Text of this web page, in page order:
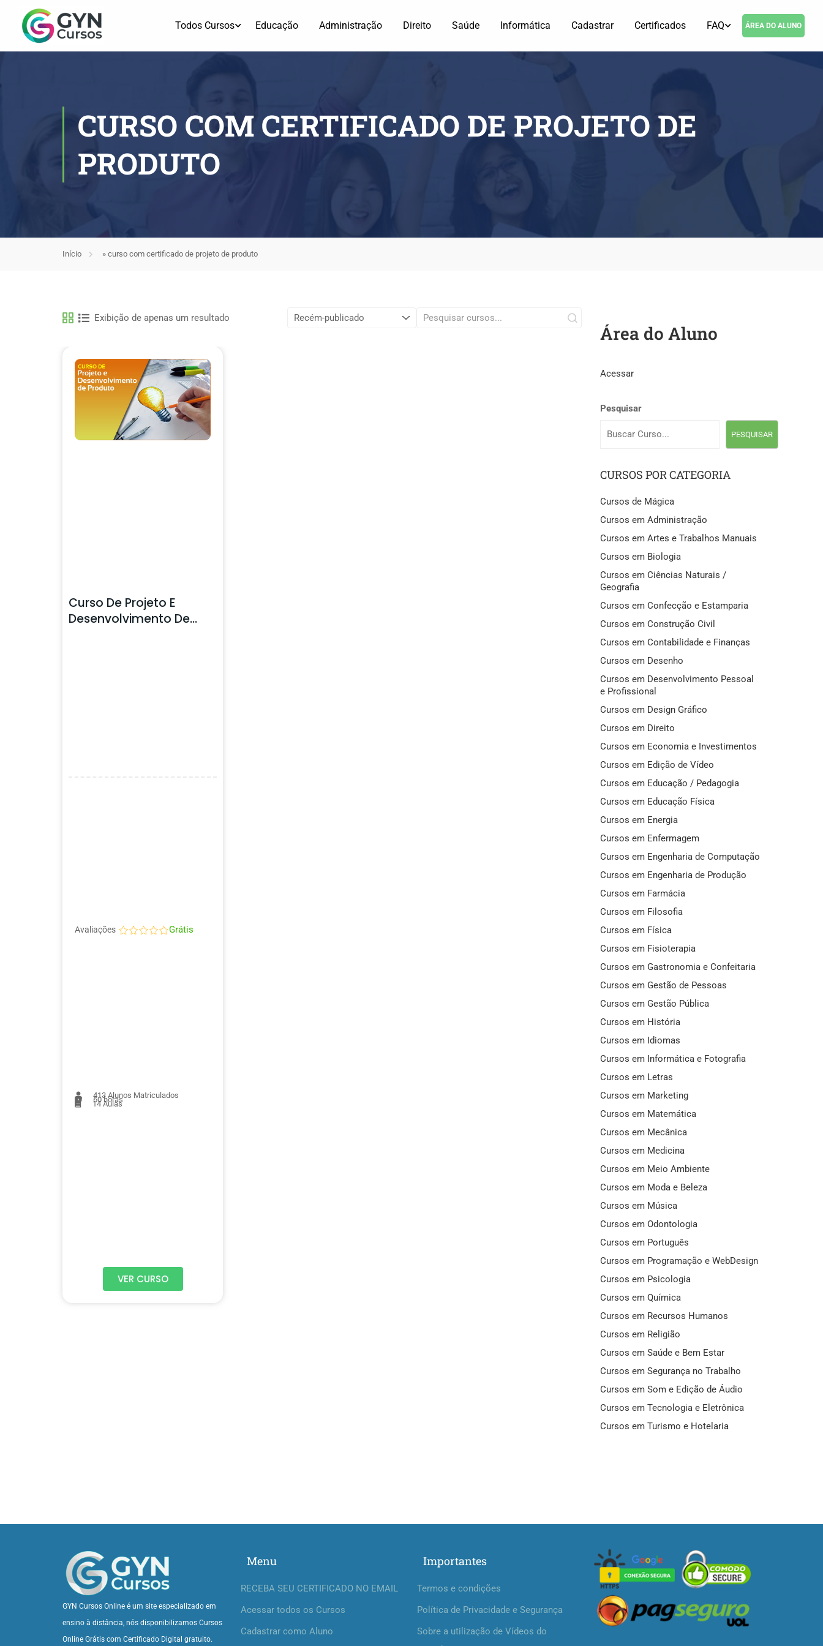
Todos Cursos Educação Administração Direito Saúde Informática Cadastrar Certificados FAQ ÁREA DO ALUNO
CURSO COM CERTIFICADO DE PROJETO DE
PRODUTO
Início » curso com certificado de projeto de produto
Exibição de apenas um resultado
Curso De Projeto E
Desenvolvimento De
Avaliações Grátis
413 Alunos Matriculados
60 horas
14Aulas
VER CURSO
Área do Aluno
Acessar
Pesquisar
PESQUISAR
CURSOS POR CATEGORIA
Cursos de Mágica
Cursos em Administração
Cursos em Artes e Trabalhos Manuais
Cursos em Biologia
Cursos em Ciências Naturais /
Geografia
Cursos em Confecção e Estamparia
Cursos em Construção Civil
Cursos em Contabilidade e Finanças
Cursos em Desenho
Cursos em Desenvolvimento Pessoal
e Profissional
Cursos em Design Gráfico
Cursos em Direito
Cursos em Economia e Investimentos
Cursos em Edição de Vídeo
Cursos em Educação / Pedagogia
Cursos em Educação Física
Cursos em Energia
Cursos em Enfermagem
Cursos em Engenharia de Computação
Cursos em Engenharia de Produção
Cursos em Farmácia
Cursos em Filosofia
Cursos em Física
Cursos em Fisioterapia
Cursos em Gastronomia e Confeitaria
Cursos em Gestão de Pessoas
Cursos em Gestão Pública
Cursos em História
Cursos em Idiomas
Cursos em Informática e Fotografia
Cursos em Letras
Cursos em Marketing
Cursos em Matemática
Cursos em Mecânica
Cursos em Medicina
Cursos em Meio Ambiente
Cursos em Moda e Beleza
Cursos em Música
Cursos em Odontologia
Cursos em Português
Cursos em Programação e WebDesign
Cursos em Psicologia
Cursos em Química
Cursos em Recursos Humanos
Cursos em Religião
Cursos em Saúde e Bem Estar
Cursos em Segurança no Trabalho
Cursos em Som e Edição de Áudio
Cursos em Tecnologia e Eletrônica
Cursos em Turismo e Hotelaria
GYN Cursos Online é um site especializado em
ensino à distância, nós disponibilizamos Cursos
Online Grátis com Certificado Digital gratuito.
Menu
RECEBA SEU CERTIFICADO NO EMAIL
Acessar todos os Cursos
Cadastrar como Aluno
Importantes
Termos e condições
Política de Privacidade e Segurança
Sobre a utilização de Vídeos do